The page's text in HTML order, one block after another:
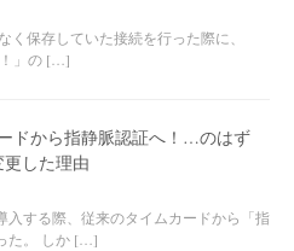
く保存していた接続を行った際に、
！」の […]
ドから指静脈認証へ！…のはず
した理由
入する際、従来のタイムカードから「指
た。 しか […]